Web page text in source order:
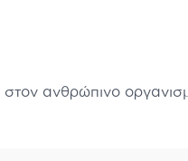
στον ανθρώπινο